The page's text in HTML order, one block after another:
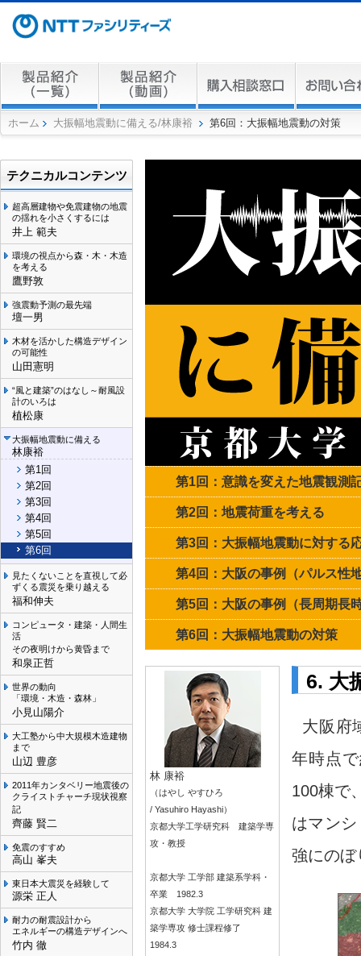
ホーム 大振幅地震動に備える/林康裕 第6回：大振幅地震動の対策
テクニカルコンテンツ
超高層建物や免震建物の地震
の揺れを小さくするには
井上 範夫
環境の視点から森・木・木造
を考える
鷹野敦
強震動予測の最先端
壇一男
木材を活かした構造デザイン
の可能性
山田憲明
“風と建築”のはなし～耐風設
計のいろは
植松康
大振幅地震動に備える
林康裕
第1回
第2回
第3回
第4回
第5回
第6回
見たくないことを直視して必
ずくる震災を乗り越える
福和伸夫
コンピュータ・建築・人間生
活
その夜明けから黄昏まで
和泉正哲
世界の動向
「環境・木造・森林」
小見山陽介
大工塾から中大規模木造建物
まで
山辺 豊彦
2011年カンタベリー地震後の
クライストチャーチ現状視察
記
齊藤 賢二
免震のすすめ
高山 峯夫
東日本大震災を経験して
源栄 正人
耐力の耐震設計から
エネルギーの構造デザインへ
竹内 徹
第1回：意識を変えた地震観測
第2回：地震荷重を考える
第3回：大振幅地震動に対する
第4回：大阪の事例（パルス性
第5回：大阪の事例（長周期長
第6回：大振幅地震動の対策
林 康裕
（はやし やすひろ
/ Yasuhiro Hayashi）
京都大学工学研究科 建築学専
攻・教授
京都大学 工学部 建築系学科・
卒業 1982.3
京都大学 大学院 工学研究科 建
築学専攻 修士課程修了
1984.3
6. 大
大阪府
年時点
100棟で
はマン
強にのぼ